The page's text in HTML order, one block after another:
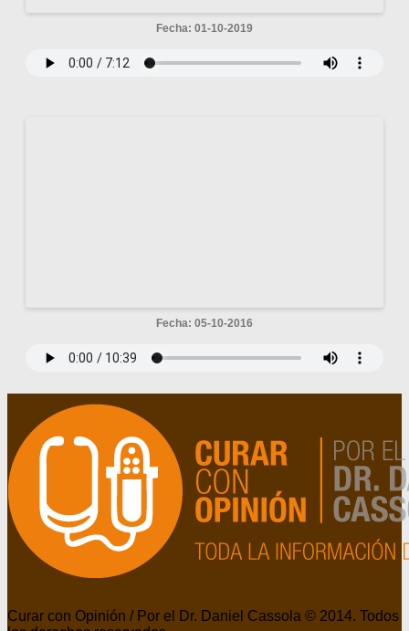
Fecha: 01-10-2019
Fecha: 05-10-2016
Curar con Opinión / Por el Dr. Daniel Cassola © 2014. Todos